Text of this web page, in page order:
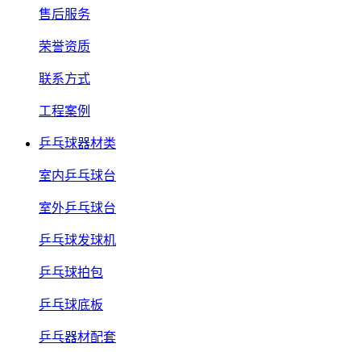
售后服务
荣誉资质
联系方式
工程案例
乒乓球器材类
室内乒乓球台
室外乒乓球台
乒乓球发球机
乒乓球拍包
乒乓球底板
乒乓器材配套